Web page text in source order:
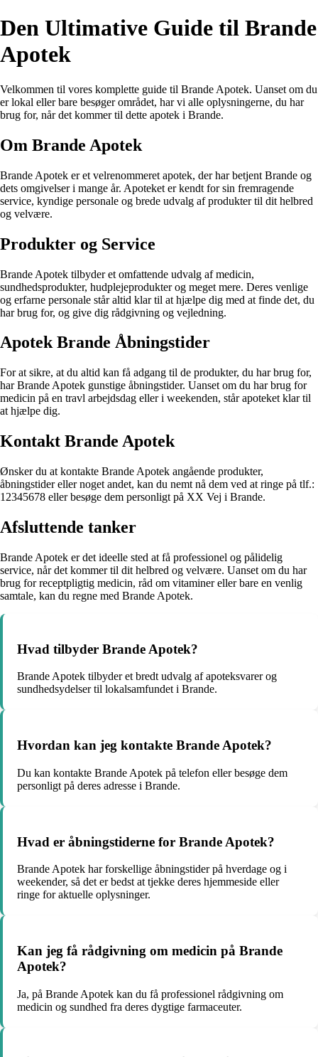
Den Ultimative Guide til Brande
Apotek
Velkommen til vores komplette guide til Brande Apotek. Uanset om du
er lokal eller bare besøger området, har vi alle oplysningerne, du har
brug for, når det kommer til dette apotek i Brande.
Om Brande Apotek
Brande Apotek er et velrenommeret apotek, der har betjent Brande og
dets omgivelser i mange år. Apoteket er kendt for sin fremragende
service, kyndige personale og brede udvalg af produkter til dit helbred
og velvære.
Produkter og Service
Brande Apotek tilbyder et omfattende udvalg af medicin,
sundhedsprodukter, hudplejeprodukter og meget mere. Deres venlige
og erfarne personale står altid klar til at hjælpe dig med at finde det, du
har brug for, og give dig rådgivning og vejledning.
Apotek Brande Åbningstider
For at sikre, at du altid kan få adgang til de produkter, du har brug for,
har Brande Apotek gunstige åbningstider. Uanset om du har brug for
medicin på en travl arbejdsdag eller i weekenden, står apoteket klar til
at hjælpe dig.
Kontakt Brande Apotek
Ønsker du at kontakte Brande Apotek angående produkter,
åbningstider eller noget andet, kan du nemt nå dem ved at ringe på tlf.:
12345678 eller besøge dem personligt på XX Vej i Brande.
Afsluttende tanker
Brande Apotek er det ideelle sted at få professionel og pålidelig
service, når det kommer til dit helbred og velvære. Uanset om du har
brug for receptpligtig medicin, råd om vitaminer eller bare en venlig
samtale, kan du regne med Brande Apotek.
Hvad tilbyder Brande Apotek?
Brande Apotek tilbyder et bredt udvalg af apoteksvarer og
sundhedsydelser til lokalsamfundet i Brande.
Hvordan kan jeg kontakte Brande Apotek?
Du kan kontakte Brande Apotek på telefon eller besøge dem
personligt på deres adresse i Brande.
Hvad er åbningstiderne for Brande Apotek?
Brande Apotek har forskellige åbningstider på hverdage og i
weekender, så det er bedst at tjekke deres hjemmeside eller
ringe for aktuelle oplysninger.
Kan jeg få rådgivning om medicin på Brande
Apotek?
Ja, på Brande Apotek kan du få professionel rådgivning om
medicin og sundhed fra deres dygtige farmaceuter.